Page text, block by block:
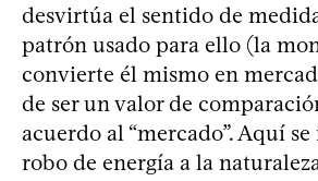
desvirtúa el sentido de
patrón usado para ello (la
convierte él mismo en
de ser un valor de
acuerdo al “mercado”. Aquí
robo de energía a la